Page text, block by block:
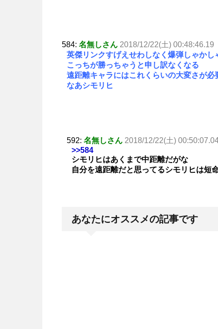
584: 名無しさん 2018/12/22(土) 00:48:46.19
英傑リンクすげえせわしなく爆弾しゃかし
こっちが勝っちゃうと申し訳なくなる
遠距離キャラにはこれくらいの大変さが必
なあシモリヒ
592: 名無しさん 2018/12/22(土)
>>584
シモリヒはあくまで中距離だがな
自分を遠距離だと思ってるシモリヒは短
あなたにオススメの記事です